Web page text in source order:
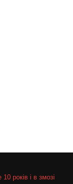
років і в змозі